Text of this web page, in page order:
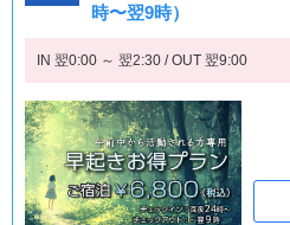
時〜翌9時）
IN 翌0:00 ～ 翌2:30 / OUT 翌9:00